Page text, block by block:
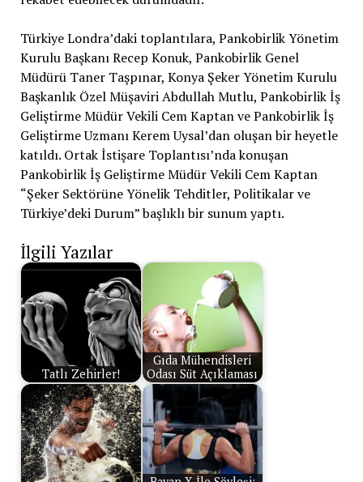
Türkiye Londra’daki toplantılara, Pankobirlik Yönetim
Kurulu Başkanı Recep Konuk, Pankobirlik Genel
Müdürü Taner Taşpınar, Konya Şeker Yönetim Kurulu
Başkanlık Özel Müşaviri Abdullah Mutlu, Pankobirlik İş
Geliştirme Müdür Vekili Cem Kaptan ve Pankobirlik İş
Geliştirme Uzmanı Kerem Uysal’dan oluşan bir heyetle
katıldı. Ortak İstişare Toplantısı’nda konuşan
Pankobirlik İş Geliştirme Müdür Vekili Cem Kaptan
“Şeker Sektörüne Yönelik Tehditler, Politikalar ve
Türkiye’deki Durum” başlıklı bir sunum yaptı.
İlgili Yazılar
Tatlı Zehirler!
Gıda Mühendisleri
Odası Süt Açıklaması